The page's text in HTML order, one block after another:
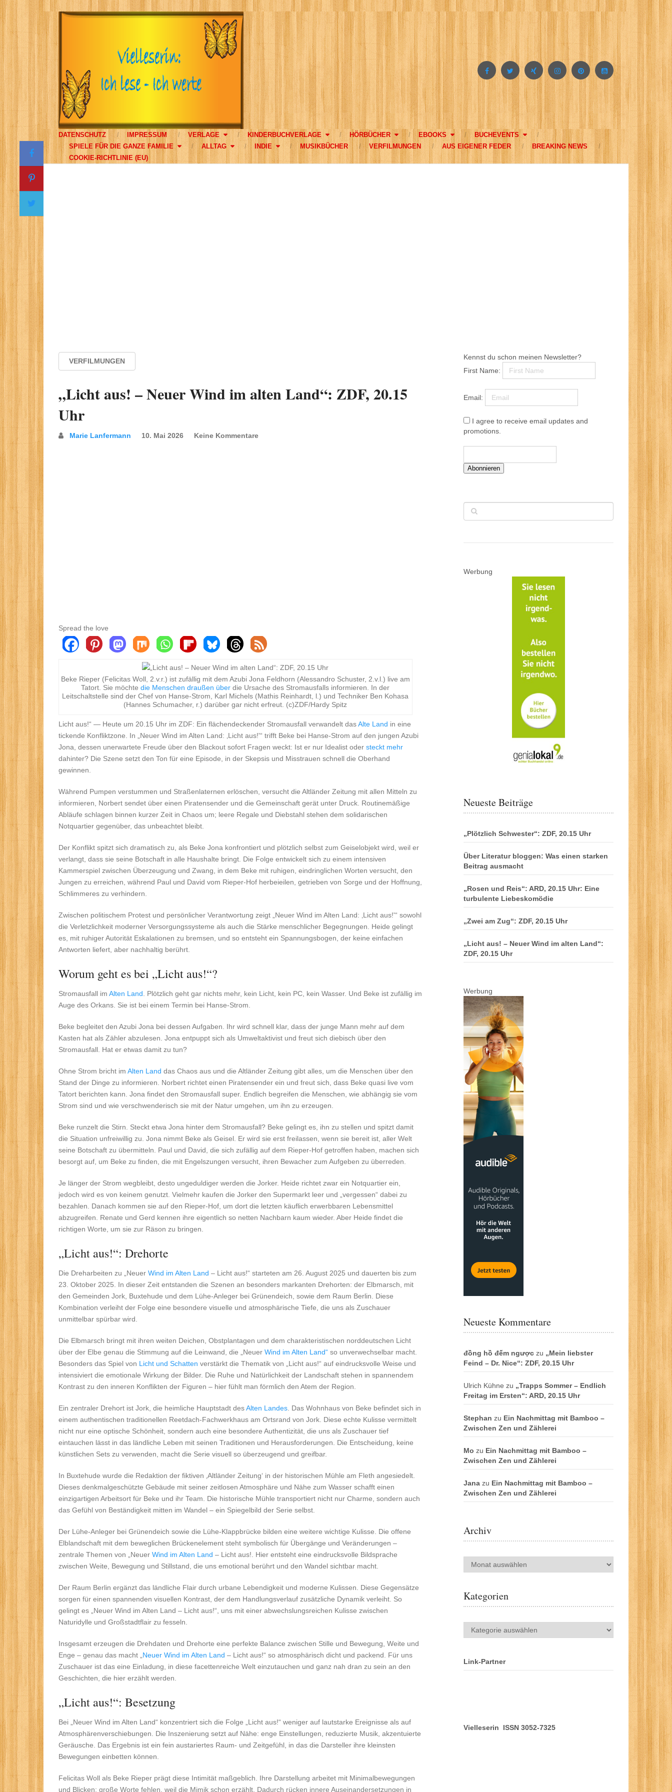
DATENSCHUTZ IMPRESSUM VERLAGE KINDERBUCHVERLAGE HÖRBÜCHER EBOOKS
BUCHEVENTS
SPIELE FÜR DIE GANZE FAMILIE
ALLTAG INDIE MUSIKBÜCHER VERFILMUNGEN AUS EIGENER FEDER
BREAKING NEWS
COOKIE-RICHTLINIE (EU)
VERFILMUNGEN
„Licht aus! – Neuer Wind im alten Land“: ZDF, 20.15
Uhr
Marie Lanfermann 10. Mai 2026 Keine Kommentare
Spread the love
Beke Rieper (Felicitas Woll, 2.v.r.) ist zufällig mit dem Azubi Jona Feldhorn (Alessandro Schuster, 2.v.l.) live am
Tatort. Sie möchtedie Menschen draußen über die Ursache des Stromausfalls informieren. In der
Leitschaltstelle sind der Chef von Hanse-Strom, Karl Michels (Mathis Reinhardt, l.) und Techniker Ben Kohasa
(Hannes Schumacher, r.) darüber gar nicht erfreut. (c)ZDF/Hardy Spitz
Licht aus!“ — Heute um 20.15 Uhr im ZDF: Ein flächendeckender Stromausfall verwandelt dasAlte Land in eine
tickende Konfliktzone. In „Neuer Wind im Alten Land: ‚Licht aus!'“ trifft Beke bei Hanse-Strom auf den jungen Azubi
Jona, dessen unerwartete Freude über den Blackout sofort Fragen weckt: Ist er nur Idealist oder steckt mehr
dahinter? Die Szene setzt den Ton für eine Episode, in der Skepsis und Misstrauen schnell die Oberhand
gewinnen.
Während Pumpen verstummen und Straßenlaternen erlöschen, versucht die Altländer Zeitung mit allen Mitteln zu
informieren, Norbert sendet über einen Piratensender und die Gemeinschaft gerät unter Druck. Routinemäßige
Abläufe schlagen binnen kurzer Zeit in Chaos um; leere Regale und Diebstahl stehen dem solidarischen
Notquartier gegenüber, das unbeachtet bleibt.
Der Konflikt spitzt sich dramatisch zu, als Beke Jona konfrontiert und plötzlich selbst zum Geiselobjekt wird, weil er
verlangt, dass sie seine Botschaft in alle Haushalte bringt. Die Folge entwickelt sich zu einem intensiven
Kammerspiel zwischen Überzeugung und Zwang, in dem Beke mit ruhigen, eindringlichen Worten versucht, den
Jungen zu erreichen, während Paul und David vom Rieper-Hof herbeieilen, getrieben von Sorge und der Hoffnung,
Schlimmeres zu verhindern.
Zwischen politischem Protest und persönlicher Verantwortung zeigt „Neuer Wind im Alten Land: ‚Licht aus!'“ sowohl
die Verletzlichkeit moderner Versorgungssysteme als auch die Stärke menschlicher Begegnungen. Heide gelingt
es, mit ruhiger Autorität Eskalationen zu bremsen, und so entsteht ein Spannungsbogen, der keine einfachen
Antworten liefert, aber nachhaltig berührt.
Worum geht es bei „Licht aus!“?
Stromausfall im Alten Land . Plötzlich geht gar nichts mehr, kein Licht, kein PC, kein Wasser. Und Beke ist zufällig im
Auge des Orkans. Sie ist bei einem Termin bei Hanse-Strom.
Beke begleitet den Azubi Jona bei dessen Aufgaben. Ihr wird schnell klar, dass der junge Mann mehr auf dem
Kasten hat als Zähler abzulesen. Jona entpuppt sich als Umweltaktivist und freut sich diebisch über den
Stromausfall. Hat er etwas damit zu tun?
Ohne Strom bricht im Alten Land das Chaos aus und die Altländer Zeitung gibt alles, um die Menschen über den
Stand der Dinge zu informieren. Norbert richtet einen Piratensender ein und freut sich, dass Beke quasi live vom
Tatort berichten kann. Jona findet den Stromausfall super. Endlich begreifen die Menschen, wie abhängig sie vom
Strom sind und wie verschwenderisch sie mit der Natur umgehen, um ihn zu erzeugen.
Beke runzelt die Stirn. Steckt etwa Jona hinter dem Stromausfall? Beke gelingt es, ihn zu stellen und spitzt damit
die Situation unfreiwillig zu. Jona nimmt Beke als Geisel. Er wird sie erst freilassen, wenn sie bereit ist, aller Welt
seine Botschaft zu übermitteln. Paul und David, die sich zufällig auf dem Rieper-Hof getroffen haben, machen sich
besorgt auf, um Beke zu finden, die mit Engelszungen versucht, ihren Bewacher zum Aufgeben zu überreden.
Je länger der Strom wegbleibt, desto ungeduldiger werden die Jorker. Heide richtet zwar ein Notquartier ein,
jedoch wird es von keinem genutzt. Vielmehr kaufen die Jorker den Supermarkt leer und „vergessen“ dabei zu
bezahlen. Danach kommen sie auf den Rieper-Hof, um dort die letzten käuflich erwerbbaren Lebensmittel
abzugreifen. Renate und Gerd kennen ihre eigentlich so netten Nachbarn kaum wieder. Aber Heide findet die
richtigen Worte, um sie zur Räson zu bringen.
„Licht aus!“: Drehorte
Die Dreharbeiten zu „Neuer Wind im Alten Land – Licht aus!“ starteten am 26. August 2025 und dauerten bis zum
23. Oktober 2025. In dieser Zeit entstanden die Szenen an besonders markanten Drehorten: der Elbmarsch, mit
den Gemeinden Jork, Buxtehude und dem Lühe-Anleger bei Grünendeich, sowie dem Raum Berlin. Diese
Kombination verleiht der Folge eine besondere visuelle und atmosphärische Tiefe, die uns als Zuschauer
unmittelbar spürbar wird.
Die Elbmarsch bringt mit ihren weiten Deichen, Obstplantagen und dem charakteristischen norddeutschen Licht
über der Elbe genau die Stimmung auf die Leinwand, die „Neuer Wind im Alten Land“ so unverwechselbar macht.
Besonders das Spiel von Licht und Schatten verstärkt die Thematik von „Licht aus!“ auf eindrucksvolle Weise und
intensiviert die emotionale Wirkung der Bilder. Die Ruhe und Natürlichkeit der Landschaft stehen in spannendem
Kontrast zu den inneren Konflikten der Figuren – hier fühlt man förmlich den Atem der Region.
Ein zentraler Drehort ist Jork, die heimliche Hauptstadt desAlten Landes . Das Wohnhaus von Beke befindet sich in
einem authentischen traditionellen Reetdach-Fachwerkhaus am Ortsrand von Jork. Diese echte Kulisse vermittelt
nicht nur eine optische Schönheit, sondern auch eine besondere Authentizität, die uns als Zuschauer tief
eintauchen lässt in das ländliche Leben mit seinen Traditionen und Herausforderungen. Die Entscheidung, keine
künstlichen Sets zu verwenden, macht die Serie visuell so überzeugend und greifbar.
In Buxtehude wurde die Redaktion der fiktiven ‚Altländer Zeitung‘ in der historischen Mühle am Fleth angesiedelt.
Dieses denkmalgeschützte Gebäude mit seiner zeitlosen Atmosphäre und Nähe zum Wasser schafft einen
einzigartigen Arbeitsort für Beke und ihr Team. Die historische Mühle transportiert nicht nur Charme, sondern auch
das Gefühl von Beständigkeit mitten im Wandel – ein Spiegelbild der Serie selbst.
Der Lühe-Anleger bei Grünendeich sowie die Lühe-Klappbrücke bilden eine weitere wichtige Kulisse. Die offene
Elblandschaft mit dem beweglichen Brückenelement steht symbolisch für Übergänge und Veränderungen –
zentrale Themen von „Neuer Wind im Alten Land – Licht aus!. Hier entsteht eine eindrucksvolle Bildsprache
zwischen Weite, Bewegung und Stillstand, die uns emotional berührt und den Wandel sichtbar macht.
Der Raum Berlin ergänzt das ländliche Flair durch urbane Lebendigkeit und moderne Kulissen. Diese Gegensätze
sorgen für einen spannenden visuellen Kontrast, der dem Handlungsverlauf zusätzliche Dynamik verleiht. So
gelingt es „Neuer Wind im Alten Land – Licht aus!“, uns mit einer abwechslungsreichen Kulisse zwischen
Naturidylle und Großstadtflair zu fesseln.
Insgesamt erzeugen die Drehdaten und Drehorte eine perfekte Balance zwischen Stille und Bewegung, Weite und
Enge – genau das macht „ Neuer Wind im Alten Land – Licht aus!“ so atmosphärisch dicht und packend. Für uns
Zuschauer ist das eine Einladung, in diese facettenreiche Welt einzutauchen und ganz nah dran zu sein an den
Geschichten, die hier erzählt werden.
„Licht aus!“: Besetzung
Bei „Neuer Wind im Alten Land“ konzentriert sich die Folge „Licht aus!“ weniger auf lautstarke Ereignisse als auf
Atmosphärenverschiebungen. Die Inszenierung setzt auf Nähe: enge Einstellungen, reduzierte Musik, akzentuierte
Geräusche. Das Ergebnis ist ein fein austariertes Raum‑ und Zeitgefühl, in das die Darsteller ihre kleinsten
Bewegungen einbetten können.
Felicitas Woll als Beke Rieper prägt diese Intimität maßgeblich. Ihre Darstellung arbeitet mit Minimalbewegungen
und Blicken; große Worte fehlen, weil die Mimik schon erzählt. Dadurch rücken innere Auseinandersetzungen in
Kennst du schon meinen Newsletter?
First Name:
Email:
I agree to receive email updates and
promotions.
Abonnieren
Werbung
Neueste Beiträge
„Plötzlich Schwester“: ZDF, 20.15 Uhr
Über Literatur bloggen: Was einen starken
Beitrag ausmacht
„Rosen und Reis“: ARD, 20.15 Uhr: Eine
turbulente Liebeskomödie
„Zwei am Zug“: ZDF, 20.15 Uhr
„Licht aus! – Neuer Wind im alten Land“:
ZDF, 20.15 Uhr
Werbung
Neueste Kommentare
đồng hồ đếm ngược zu „Mein liebster
Feind – Dr. Nice“: ZDF, 20.15 Uhr
Ulrich Kühne zu „Trapps Sommer – Endlich
Freitag im Ersten“: ARD, 20.15 Uhr
Stephan zu Ein Nachmittag mit Bamboo –
Zwischen Zen und Zählerei
Mo zu Ein Nachmittag mit Bamboo –
Zwischen Zen und Zählerei
Jana zu Ein Nachmittag mit Bamboo –
Zwischen Zen und Zählerei
Archiv
Archiv
Kategorien
Kategorien
Link-Partner
Vielleserin ISSN 3052-7325